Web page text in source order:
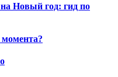
Новый год: гид по
момента?